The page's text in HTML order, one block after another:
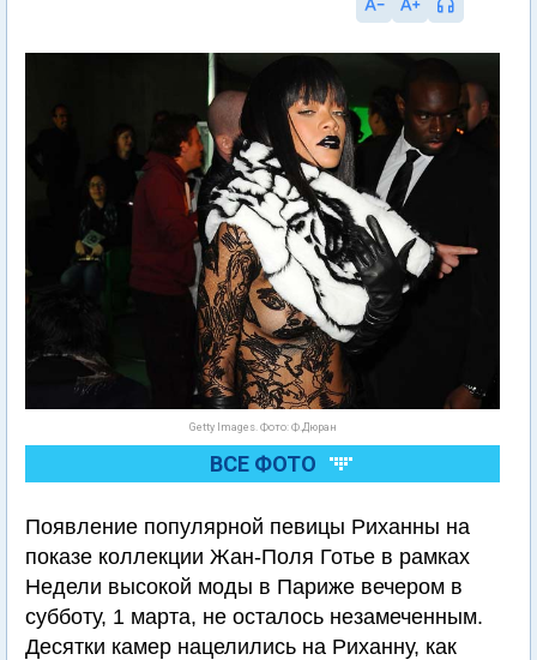
Getty Images. Фото: Ф.Дюран
ВСЕ ФОТО
Появление популярной певицы Риханны на
показе коллекции Жан-Поля Готье в рамках
Недели высокой моды в Париже вечером в
субботу, 1 марта, не осталось незамеченным.
Десятки камер нацелились на Риханну, как